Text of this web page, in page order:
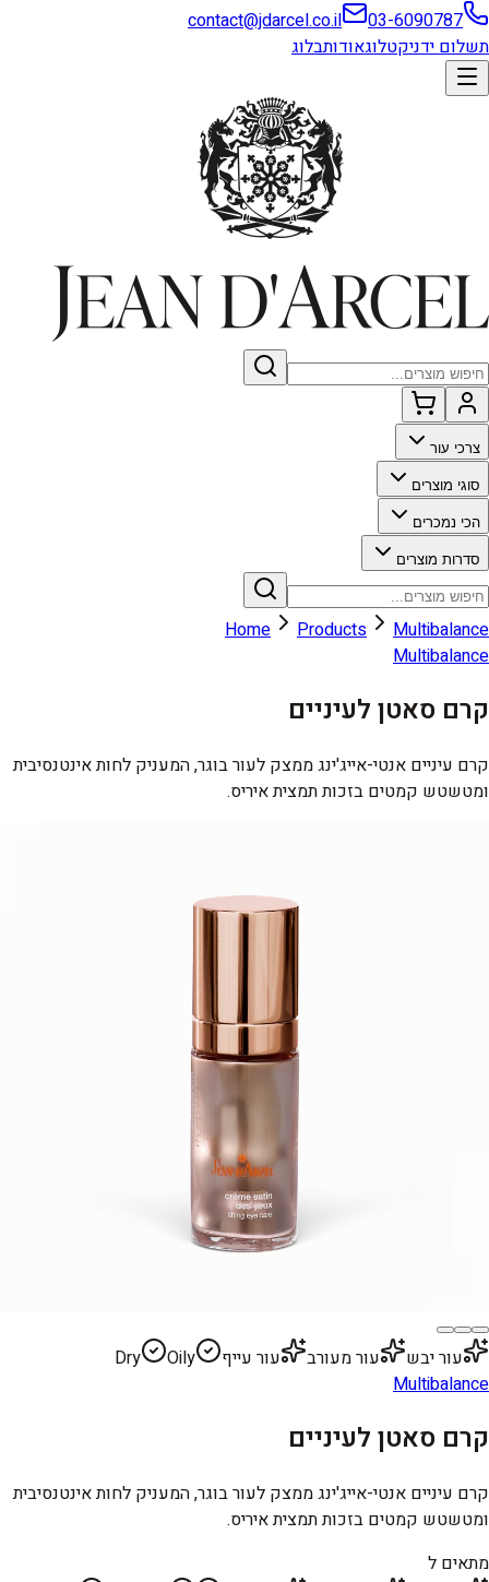
03-6090787
contact@jdarcel.co.il
תשלום ידניקטלוגאודותבלוג
צרכי עור
סוגי מוצרים
הכי נמכרים
סדרות מוצרים
Home Products
Multibalance
Multibalance
קרם סאטן לעיניים
קרם עיניים אנטי-אייג'ינג ממצק לעור בוגר, המעניק לחות אינטנסיבית
ומטשטש קמטים בזכות תמצית איריס.
עור יבש עור מעורב עור עייף Dry
Oily
Multibalance
קרם סאטן לעיניים
קרם עיניים אנטי-אייג'ינג ממצק לעור בוגר, המעניק לחות אינטנסיבית
ומטשטש קמטים בזכות תמצית איריס.
מתאים ל